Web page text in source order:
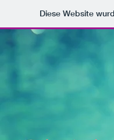
Diese Website